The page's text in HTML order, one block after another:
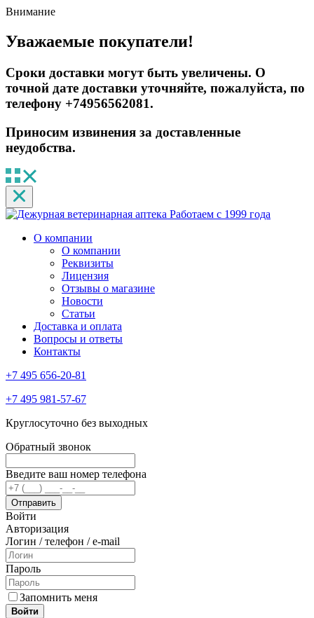
Внимание
Уважаемые покупатели!
Сроки доставки могут быть увеличены. О
точной дате доставки уточняйте, пожалуйста, по
телефону +74956562081.
Приносим извинения за доставленные
неудобства.
Работаем с 1999 года
О компании
О компании
Реквизиты
Лицензия
Отзывы о магазине
Новости
Статьи
Доставка и оплата
Вопросы и ответы
Контакты
+7 495 656-20-81
+7 495 981-57-67
Круглосуточно без выходных
Обратный звонок
Введите ваш номер телефона
Войти
Авторизация
Логин / телефон / e-mail
Пароль
Запомнить меня
Войти